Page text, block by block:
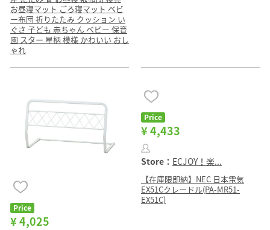
お昼寝マット ごろ寝マット ベビ
ー布団 折りたたみ クッション い
ぐさ 子ども 赤ちゃん ベビー 保育
園 スター 星柄 模様 かわいい おし
ゃれ
Price
¥ 4,025
Price
¥ 4,433
Store： ECJOY！楽...
【在庫限即納】NEC 日本電気
EX51Cクレードル(PA-MR51-
EX51C)